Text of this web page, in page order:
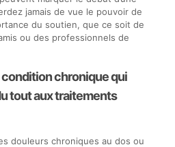
jamais de vue le pouvoir de
du soutien, que ce soit de
ou des professionnels de
condition chronique qui
tout aux traitements
douleurs chroniques au dos ou